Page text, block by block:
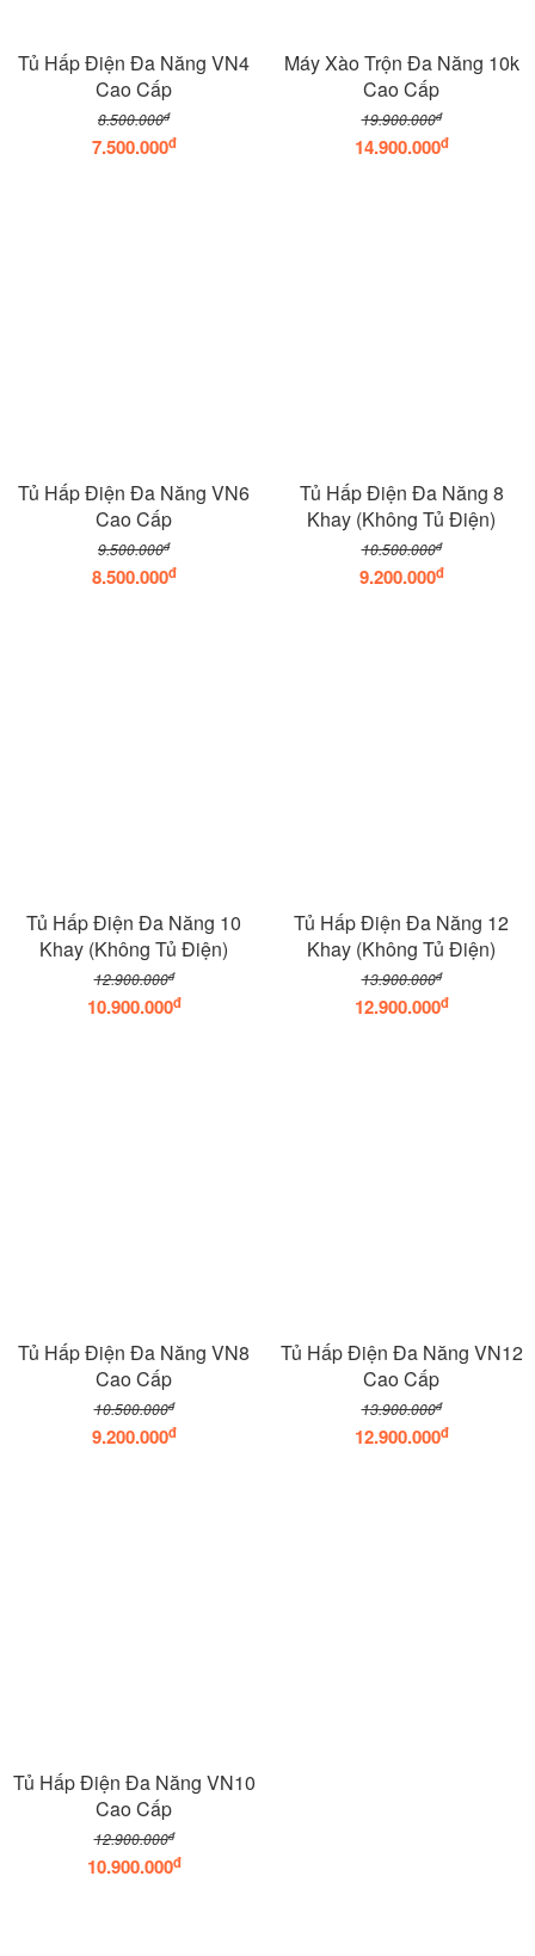
Tủ Hấp Điện Đa Năng VN4
Cao Cấp
8.500.000đ
7.500.000đ
Máy Xào Trộn Đa Năng 10k
Cao Cấp
19.900.000đ
14.900.000đ
Tủ Hấp Điện Đa Năng VN6
Cao Cấp
9.500.000đ
8.500.000đ
Tủ Hấp Điện Đa Năng 8
Khay (Không Tủ Điện)
10.500.000đ
9.200.000đ
Tủ Hấp Điện Đa Năng 10
Khay (Không Tủ Điện)
12.900.000đ
10.900.000đ
Tủ Hấp Điện Đa Năng 12
Khay (Không Tủ Điện)
13.900.000đ
12.900.000đ
Tủ Hấp Điện Đa Năng VN8
Cao Cấp
10.500.000đ
9.200.000đ
Tủ Hấp Điện Đa Năng VN12
Cao Cấp
13.900.000đ
12.900.000đ
Tủ Hấp Điện Đa Năng VN10
Cao Cấp
12.900.000đ
10.900.000đ